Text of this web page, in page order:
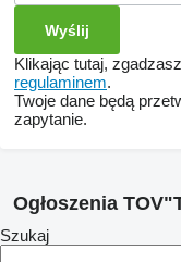
Klikając tutaj,
regulaminem.
Twoje dane będą
zapytanie.
Ogłoszenia
Szukaj